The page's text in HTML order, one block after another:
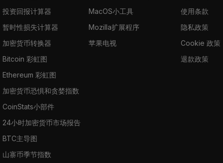
投资回报计算器
暂时性损失计算器
加密货币转换器
Bitcoin 彩虹图
Ethereum 彩虹图
加密货币恐惧和贪婪指数
CoinStats小部件
24小时加密货币市场报告
BTC主导图
山寨币季节指数
MacOS小工具
Mozilla扩展程序
苹果电视
使用条款
隐私政策
Cookie 政策
退款政策